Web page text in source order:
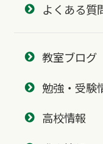
よくある質
教室ブログ
勉強・受験
高校情報